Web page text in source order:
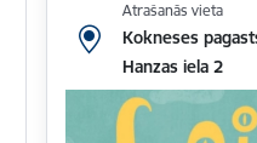
Atrašanās vieta
Kokneses
Hanzas iela 2